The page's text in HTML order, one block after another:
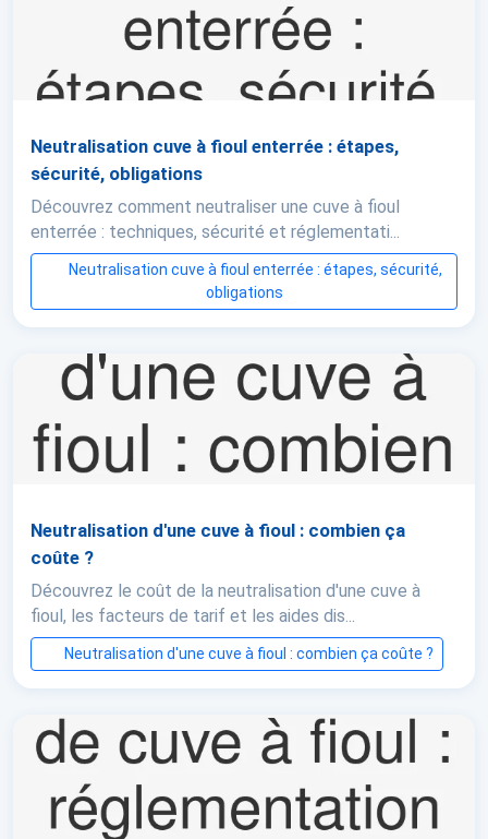
Neutralisation cuve à fioul enterrée : étapes,
sécurité, obligations
Découvrez comment neutraliser une cuve à fioul
enterrée : techniques, sécurité et réglementati...
Neutralisation cuve à fioul enterrée : étapes, sécurité,
obligations
Neutralisation d'une cuve à fioul : combien ça
coûte ?
Découvrez le coût de la neutralisation d'une cuve à
fioul, les facteurs de tarif et les aides dis...
Neutralisation d'une cuve à fioul : combien ça coûte ?